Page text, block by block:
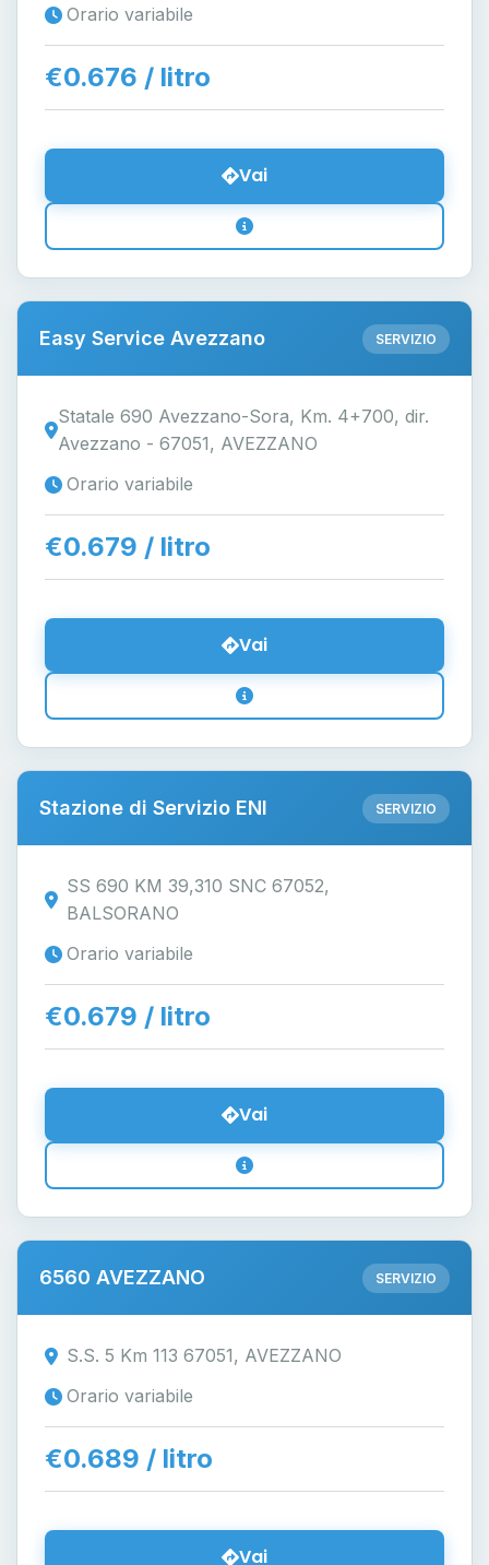
Orario variabile
€0.676 / litro
Vai
Easy Service Avezzano SERVIZIO
Statale 690 Avezzano-Sora, Km. 4+700, dir.
Avezzano - 67051, AVEZZANO
Orario variabile
€0.679 / litro
Vai
Stazione di Servizio ENI SERVIZIO
SS 690 KM 39,310 SNC 67052,
BALSORANO
Orario variabile
€0.679 / litro
Vai
6560 AVEZZANO SERVIZIO
S.S. 5 Km 113 67051, AVEZZANO
Orario variabile
€0.689 / litro
Vai